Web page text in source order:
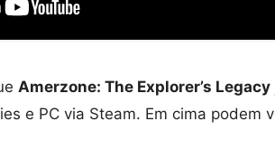
Amerzone: The Explorer’s Legacy
e PC via Steam. Em cima podem